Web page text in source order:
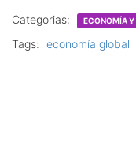
Categorias: ECONOMÍA
Tags: economía global